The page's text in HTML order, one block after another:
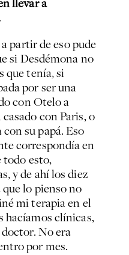
llevar a
partir de eso pude
si Desdémona no
que tenía, si
por ser una
con Otelo a
con Paris, o
su papá. Eso
correspondía en
todo esto,
y de ahí los diez
lo pienso no
mi terapia en el
hacíamos clínicas,
No era
por mes.